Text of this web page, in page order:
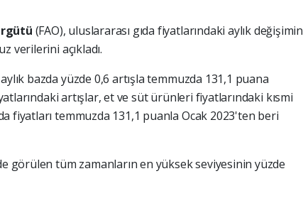
(FAO), uluslararası gıda fiyatlarındaki aylık değişimin
verilerini açıkladı.
bazda yüzde 0,6 artışla temmuzda 131,1 puana
artışlar, et ve süt ürünleri fiyatlarındaki kısmi
fiyatları temmuzda 131,1 puanla Ocak 2023'ten beri
görülen tüm zamanların en yüksek seviyesinin yüzde